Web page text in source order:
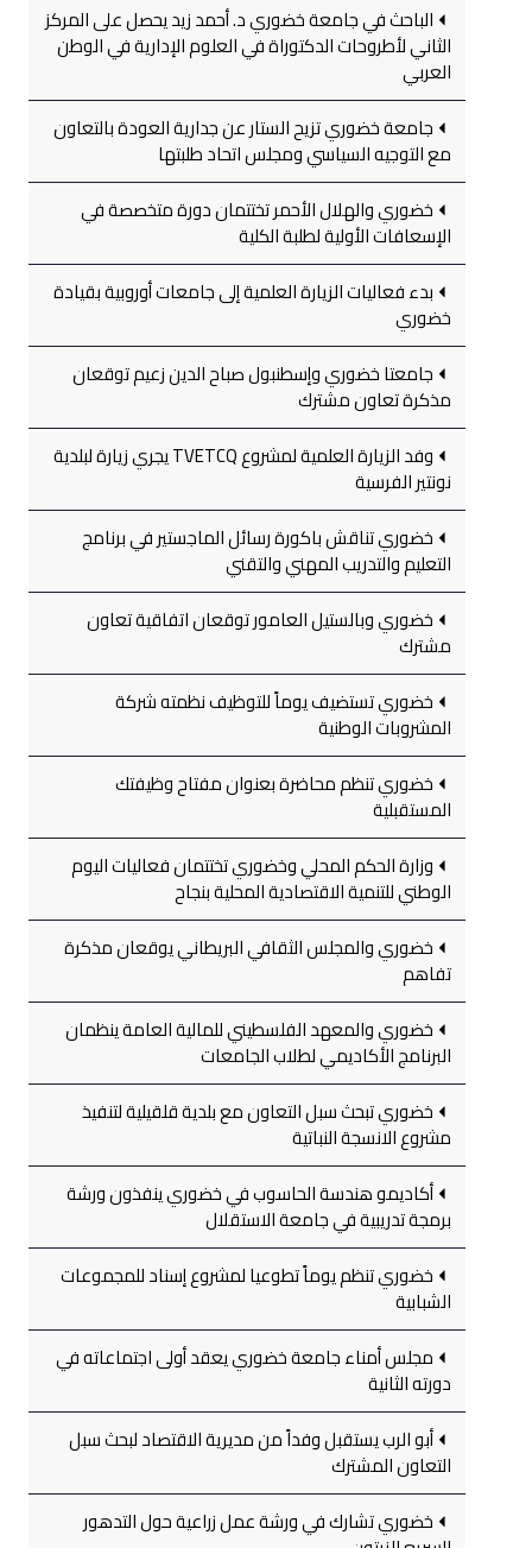
الباحث في جامعة خضوري د. أحمد زيد يحصل على المركز
الثاني لأطروحات الدكتوراة في العلوم الإدارية في الوطن
العربي
جامعة خضوري تزيح الستار عن جدارية العودة بالتعاون
مع التوجيه السياسي ومجلس اتحاد طلبتها
خضوري والهلال الأحمر تختتمان دورة متخصصة في
الإسعافات الأولية لطلبة الكلية
بدء فعاليات الزيارة العلمية إلى جامعات أوروبية بقيادة
خضوري
جامعتا خضوري وإسطنبول صباح الدين زعيم توقعان
مذكرة تعاون مشترك
وفد الزيارة العلمية لمشروع TVETCQ يجري زيارة لبلدية
نونتير الفرسية
خضوري تناقش باكورة رسائل الماجستير في برنامج
التعليم والتدريب المهني والتقني
خضوري وبالستيل العامور توقعان اتفاقية تعاون
مشترك
خضوري تستضيف يوماً للتوظيف نظمته شركة
المشروبات الوطنية
خضوري تنظم محاضرة بعنوان مفتاح وظيفتك
المستقبلية
وزارة الحكم المحلي وخضوري تختتمان فعاليات اليوم
الوطني للتنمية الاقتصادية المحلية بنجاح
خضوري والمجلس الثقافي البريطاني يوقعان مذكرة
تفاهم
خضوري والمعهد الفلسطيني للمالية العامة ينظمان
البرنامج الأكاديمي لطلاب الجامعات
خضوري تبحث سبل التعاون مع بلدية قلقيلية لتنفيذ
مشروع الانسجة النباتية
أكاديمو هندسة الحاسوب في خضوري ينفذون ورشة
برمجة تدريبية في جامعة الاستقلال
خضوري تنظم يوماً تطوعيا لمشروع إسناد للمجموعات
الشبابية
مجلس أمناء جامعة خضوري يعقد أولى اجتماعاته في
دورته الثانية
أبو الرب يستقبل وفداً من مديرية الاقتصاد لبحث سبل
التعاون المشترك
خضوري تشارك في ورشة عمل زراعية حول التدهور